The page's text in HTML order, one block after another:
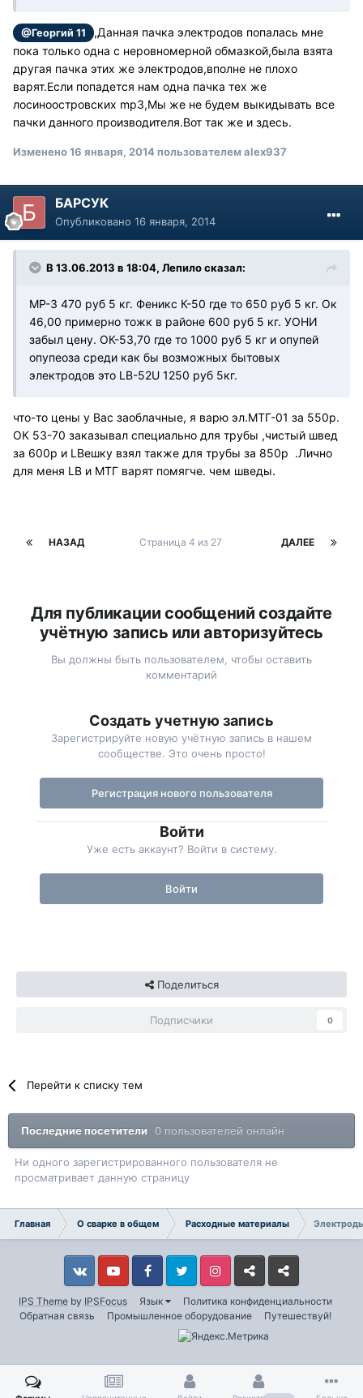
@Георгий 11
,Данная пачка электродов попалась мне
пока только одна с неровномерной обмазкой,была взята
другая пачка этих же электродов,вполне не плохо
варят.Если попадется нам одна пачка тех же
лосиноостровских mp3,Мы же не будем выкидывать все
пачки данного производителя.Вот так же и здесь.
Изменено16 января, 2014пользователем alex937
БАРСУК
Опубликовано 16 января, 2014
В 13.06.2013 в 18:04, Лепило сказал:
МР-3 470 руб 5 кг. Феникс К-50 где то 650 руб 5 кг. Ок
46,00 примерно тожк в районе 600 руб 5 кг. УОНИ
забыл цену. ОК-53,70 где то 1000 руб 5 кг и опупей
опупеоза среди как бы возможных бытовых
электродов это LB-52U 1250 руб 5кг.
что-то цены у Вас заоблачные, я варю эл.МТГ-01 за 550р.
ОК 53-70 заказывал специально для трубы ,чистый швед
за 600р и LBешку взял также для трубы за 850р .Лично
для меня LB и МТГ варят помягче. чем шведы.
НАЗАД ДАЛЕЕ
Страница 4 из 27
Для публикации сообщений создайте
учётную запись или авторизуйтесь
Вы должны быть пользователем, чтобы оставить
комментарий
Создать учетную запись
Зарегистрируйте новую учётную запись в нашем
сообществе. Это очень просто!
Регистрация нового пользователя
Войти
Уже есть аккаунт? Войти в систему.
Войти
Поделиться
Подписчики 0
Перейти к списку тем
Последние посетители 0 пользователей онлайн
Ни одного зарегистрированного пользователя не
просматривает данную страницу
Главная О сварке в общем Расходные материалы
IPS Theme by IPSFocus Язык
Политика конфиденциальности
Обратная связь
Промышленное оборудование Путешествуй!
VkontakteYouTube FacebookTwitter InstagramLivejournalOdnoklassniki